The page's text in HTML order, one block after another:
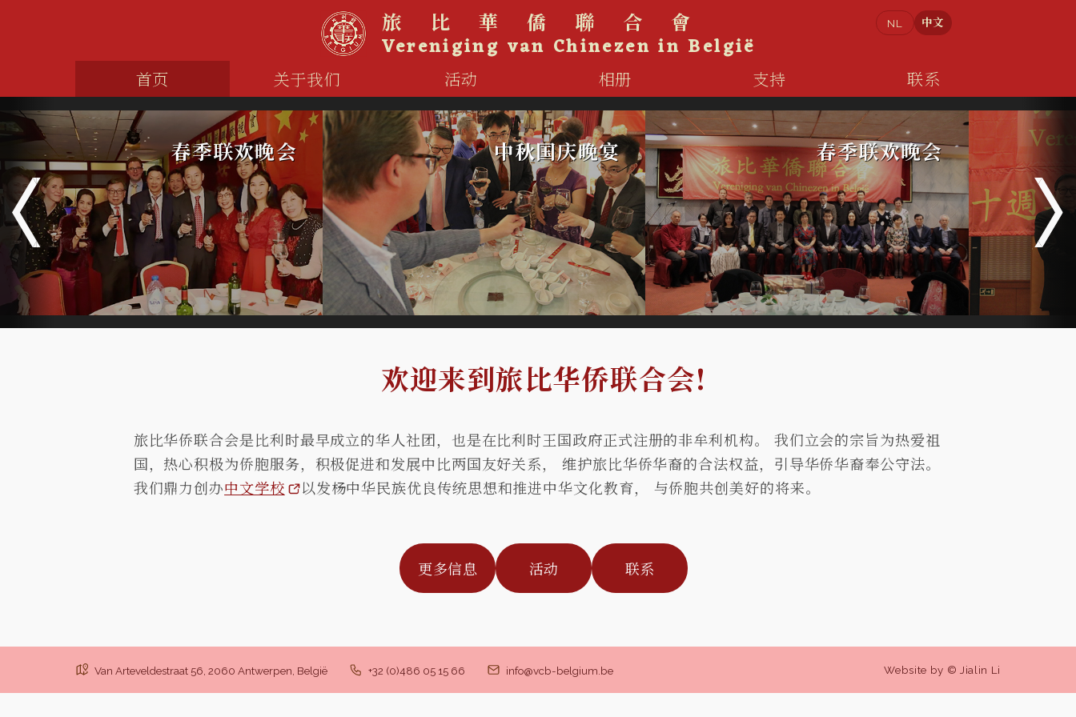
旅比華僑聯合會
Vereniging van Chinezen in België
NL 中文
首页 关于我们 活动 相册 支持 联系
春季联欢晚会 中秋国庆晚宴 春季联欢晚会
欢迎来到旅比华侨联合会!
旅比华侨联合会是比利时最早成立的华人社团，也是在比利时王国政府正式注册的非牟利机构。 我们立会的宗旨为热爱祖
国，热心积极为侨胞服务，积极促进和发展中比两国友好关系， 维护旅比华侨华裔的合法权益，引导华侨华裔奉公守法。
我们鼎力创办中文学校 以发杨中华民族优良传统思想和推进中华文化教育， 与侨胞共创美好的将来。
更多信息 活动 联系
Van Arteveldestraat 56, 2060 Antwerpen, België +32 (0)486 05 15 66 info@vcb-belgium.be Website by © Jialin Li